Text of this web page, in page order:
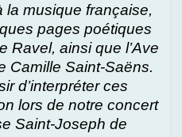
la musique française,
pages poétiques
ainsi que l’Ave
Camille Saint-Saëns.
d’interpréter ces
lors de notre concert
Saint-Joseph de